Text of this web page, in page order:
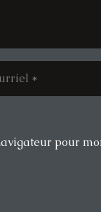
pour